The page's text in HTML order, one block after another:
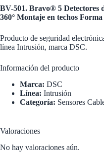
BV-501. Bravo® 5 Detectores
360° Montaje en techos Forma
Producto de seguridad
línea Intrusión, marca DSC.
Información del producto
Marca: DSC
Línea: Intrusión
Categoría: Sensores
Valoraciones
No hay valoraciones aún.